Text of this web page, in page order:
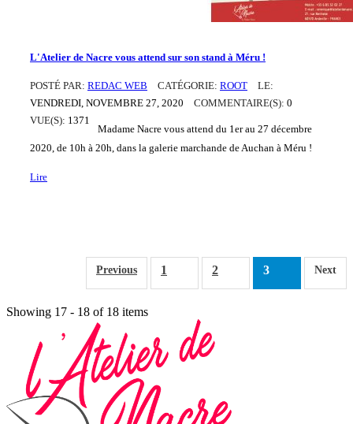
L'Atelier de Nacre vous attend sur son stand à Méru !
POSTÉ PAR: REDAC WEB CATÉGORIE: ROOT
LE:
VENDREDI, NOVEMBRE 27, 2020 COMMENTAIRE(S): 0
VUE(S): 1371
Madame Nacre vous attend du 1er au 27 décembre
2020, de 10h à 20h, dans la galerie marchande de Auchan à Méru !
Lire
Previous 1 2 3 Next
Showing 17 - 18 of 18 items